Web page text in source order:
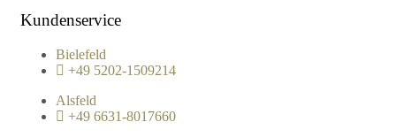
Kundenservice
Bielefeld
+49 5202-1509214
Alsfeld
+49 6631-8017660